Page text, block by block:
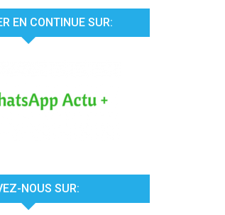
EN CONTINUE SUR:
NOUS SUR: